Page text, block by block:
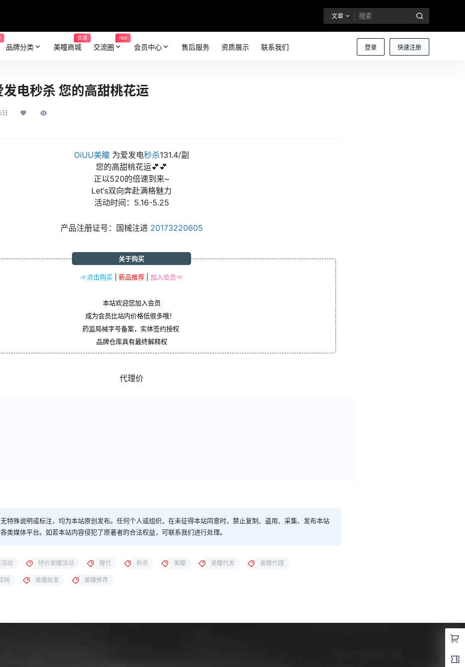
文章
登录 快速注册
品牌分类 美瞳商城
优惠
交流圈
Hot
会员中心 售后服务 资质展示 联系我们
电秒杀 您的高甜桃花运
OiUU美瞳 为爱发电️秒杀131.4/副
您的高甜桃花运💕💕
正以520的倍速到来~
Let‘s双向奔赴满格魅力
活动时间：5.16-5.25
产品注册证号：国械注进 20173220605
☞点击购买 新品推荐 加入会员☜
关于购买
本站欢迎您加入会员
成为会员比站内价格低很多哦！
药监局械字号备案，实体签约授权
品牌仓库具有最终解释权
代理价
特殊说明或标注，均为本站原创发布。任何个人或组织，在未征得本站同意时，禁止复制、盗用、采集、发布本站
类媒体平台。如若本站内容侵犯了原著者的合法权益，可联系我们进行处理。
动 特价美瞳活动 瞳代 秒杀 美瞳 美瞳代发 美瞳代理
网 美瞳批发 美瞳推荐